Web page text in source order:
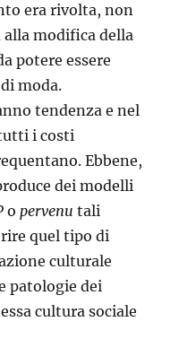
era rivolta, non
modifica della
potere essere
moda.
tendenza e nel
i costi
Ebbene,
dei modelli
opervenu tali
quel tipo di
culturale
patologie dei
cultura sociale